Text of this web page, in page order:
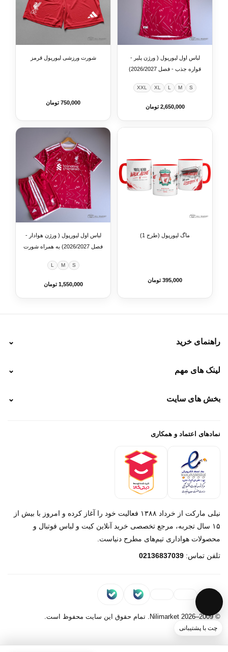
لباس اول لیورپول ( ورژن پلیر -
قواره جذب - فصل 2026/2027)
S
M
L
XL
XXL
2,650,000 تومان
شورت ورزشی لیورپول قرمز
750,000 تومان
ماگ لیورپول (طرح 1)
395,000 تومان
لباس اول لیورپول ( ورژن هوادار -
فصل 2026/2027) به همراه شورت
S
M
L
1,550,000 تومان
راهنمای خرید ⌄
نحوه پرداخت
راهنمای سفارش
لینک های مهم ⌄
رهگیری تیپاکس
خرید لباس جدید بارسلونا 2025/2026
بخش های سایت ⌄
پرداخت باز
تماس با ما
نمادهای اعتماد و همکاری
نیلی مارکت از خرداد ۱۳۸۸ فعالیت خود را آغاز کرده و امروز با بیش از
۱۵ سال تجربه، مرجع تخصصی خرید آنلاین کیت و لباس فوتبال و
محصولات هواداری تیم‌های مطرح دنیاست.
تلفن تماس: 02136837039
© 2009–2026 Nilimarket. تمام حقوق این سایت محفوظ است.
چت با پشتیبانی
پشتیبانی روبیکا‌
پشتیبانی بله